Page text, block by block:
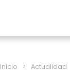
Inicio > Actualidad